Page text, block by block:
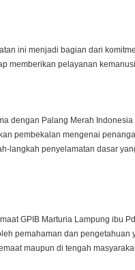
ini menjadi bagian dari
memberikan pelayanan
dengan Palang Merah
pembekalan mengenai
langkah penyelamatan dasar
GPIB Marturia Lampung ibu
pemahaman dan
maupun di tengah